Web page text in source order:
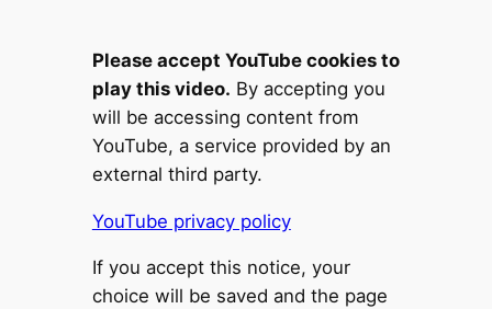
Please accept YouTube cookies to
play this video. By accepting you
will be accessing content from
YouTube, a service provided by an
external third party.
YouTube privacy policy
If you accept this notice, your
choice will be saved and the page